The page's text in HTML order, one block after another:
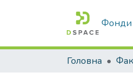
Фонди
Головна